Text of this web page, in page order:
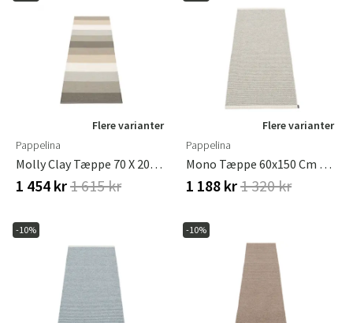
Flere varianter
Pappelina
Molly Clay Tæppe 70 X 200 Cm
1 454 kr1 615 kr
Flere varianter
Pappelina
Mono Tæppe 60x150 Cm Fossil Grey / Warm Grey
1 188 kr1 320 kr
-10% -10%